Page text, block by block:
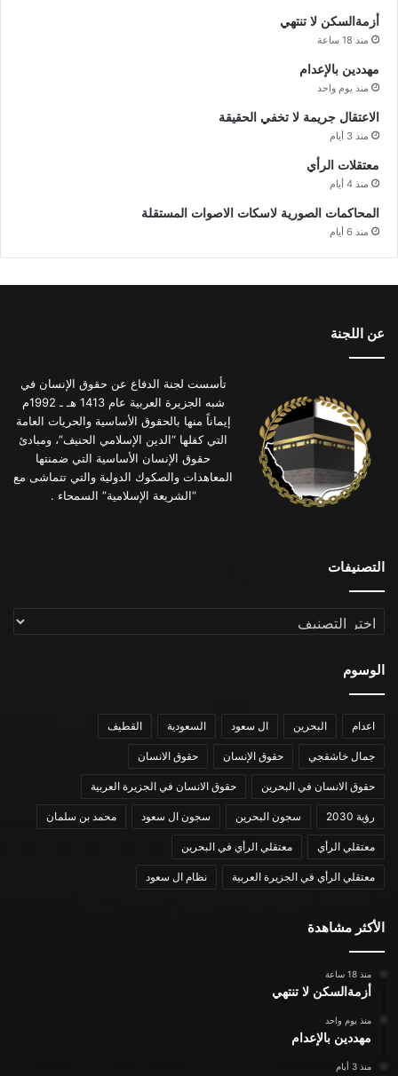
أزمةالسكن لا تنتهي
منذ 18 ساعة
مهددين بالإعدام
منذ يوم واحد
الاعتقال جريمة لا تخفي الحقيقة
منذ 3 أيام
معتقلات الرأي
منذ 4 أيام
المحاكمات الصورية لاسكات الاصوات المستقلة
منذ 6 أيام
عن اللجنة
تأسست لجنة الدفاع عن حقوق الإنسان في
شبه الجزيرة العربية عام 1413 هـ ـ 1992م
إيماناً منها بالحقوق الأساسية والحريات العامة
التي كفلها “الدين الإسلامي الحنيف”، ومبادئ
حقوق الإنسان الأساسية التي ضمنتها
المعاهدات والصكوك الدولية والتي تتماشى مع
“الشريعة الإسلامية” السمحاء .
التصنيفات
التصنيفات
الوسوم
اعدام البحرين ال سعود السعودية القطيف
جمال خاشقجي حقوق الإنسان حقوق الانسان
حقوق الانسان في البحرين حقوق الانسان في الجزيرة العربية
رؤية 2030 سجون البحرين سجون ال سعود محمد بن سلمان
معتقلي الرأي معتقلي الرأي في البحرين
معتقلي الرأي في الجزيرة العربية نظام ال سعود
الأكثر مشاهدة
منذ 18 ساعة
أزمةالسكن لا تنتهي
منذ يوم واحد
مهددين بالإعدام
منذ 3 أيام